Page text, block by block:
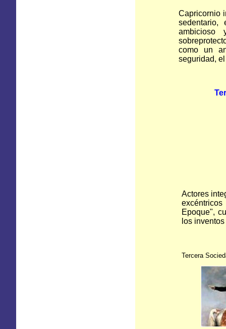
Capricornio
sedentario,
como un
seguridad,
Actores
Epoque",
los
Tercera